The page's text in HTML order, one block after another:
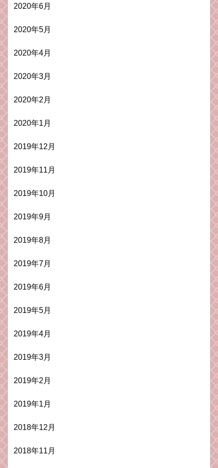
2020年6月
2020年5月
2020年4月
2020年3月
2020年2月
2020年1月
2019年12月
2019年11月
2019年10月
2019年9月
2019年8月
2019年7月
2019年6月
2019年5月
2019年4月
2019年3月
2019年2月
2019年1月
2018年12月
2018年11月